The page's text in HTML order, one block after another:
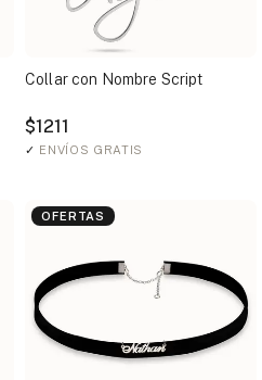
Collar con Nombre Script
$1211
✓ ENVÍOS GRATIS
OFERTAS